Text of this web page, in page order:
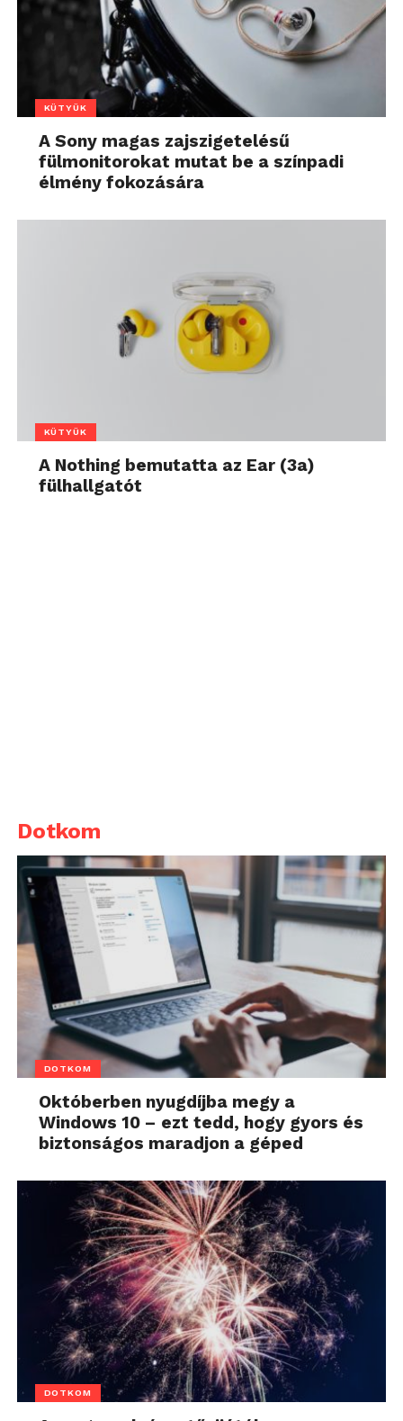
KÜTYÜK
A Sony magas zajszigetelésű
fülmonitorokat mutat be a színpadi
élmény fokozására
KÜTYÜK
A Nothing bemutatta az Ear (3a)
fülhallgatót
Dotkom
DOTKOM
Októberben nyugdíjba megy a
Windows 10 – ezt tedd, hogy gyors és
biztonságos maradjon a géped
DOTKOM